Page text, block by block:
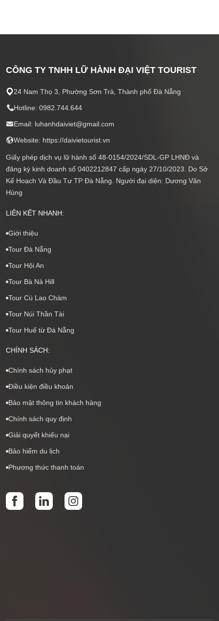
CÔNG TY TNHH LỮ HÀNH ĐẠI VIỆT TOURIST
24 Nam Thọ 3, Phường Sơn Trà, Thành phố Đà Nẵng
Hotline: 0982.744.644
Email: luhanhdaiviet@gmail.com
Website: https://daivietourist.vn
Giấy phép dịch vụ lữ hành số 48-0154/2024/SDL-GP LHNĐ và
đăng ký kinh doanh số 0402212847 cấp ngày 27/10/2023. Do Sở
Kế Hoạch Và Đầu Tư TP Đà Nẵng. Người đại diện: Dương Văn
Hùng
LIÊN KẾT NHANH:
Giới thiệu
Tour Đà Nẵng
Tour Hội An
Tour Bà Nà Hill
Tour Cù Lao Chàm
Tour Núi Thần Tài
Tour Huế từ Đà Nẵng
CHÍNH SÁCH:
Chính sách hủy phạt
Điều kiện điều khoản
Bảo mật thông tin khách hàng
Chính sách quy định
Giải quyết khiếu nại
Bảo hiểm du lịch
Phương thức thanh toán